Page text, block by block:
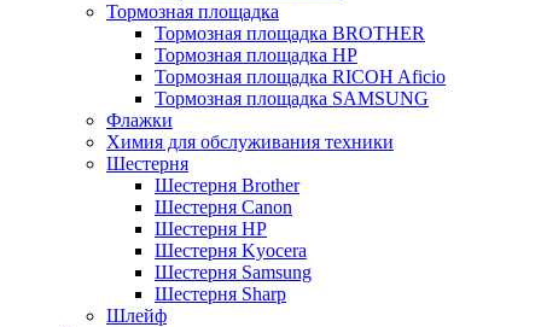
Тормозная площадка
Тормозная площадка BROTHER
Тормозная площадка HP
Тормозная площадка RICOH Aficio
Тормозная площадка SAMSUNG
Флажки
Химия для обслуживания техники
Шестерня
Шестерня Brother
Шестерня Canon
Шестерня HP
Шестерня Kyocera
Шестерня Samsung
Шестерня Sharp
Шлейф